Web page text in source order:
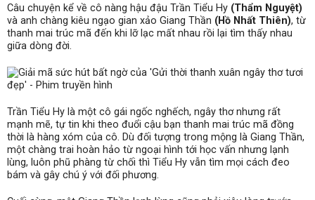
Câu chuyện kể về cô nàng hậu đậu Trần Tiểu Hy (Thẩm Nguyệt)
và anh chàng kiêu ngạo gian xảo Giang Thần (Hồ Nhất Thiên), từ
thanh mai trúc mã đến khi lỡ lạc mất nhau rồi lại tìm thấy nhau
giữa dòng đời.
Trần Tiểu Hy là một cô gái ngốc nghếch, ngây thơ nhưng rất
mạnh mẽ, tự tin khi theo đuổi cậu bạn thanh mai trúc mã đồng
thời là hàng xóm của cô. Dù đối tượng trong mộng là Giang Thần,
một chàng trai hoàn hảo từ ngoại hình tới học vấn nhưng lạnh
lùng, luôn phũ phàng từ chối thì Tiểu Hy vẫn tìm mọi cách đeo
bám và gây chú ý với đối phương.